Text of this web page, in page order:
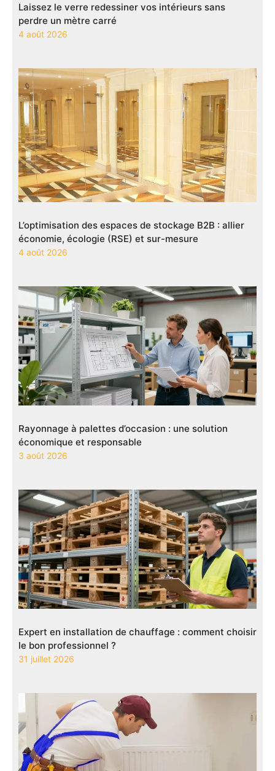
Laissez le verre redessiner vos intérieurs sans
perdre un mètre carré
4 août 2026
L’optimisation des espaces de stockage B2B : allier
économie, écologie (RSE) et sur-mesure
4 août 2026
Rayonnage à palettes d’occasion : une solution
économique et responsable
3 août 2026
Expert en installation de chauffage : comment choisir
le bon professionnel ?
31 juillet 2026